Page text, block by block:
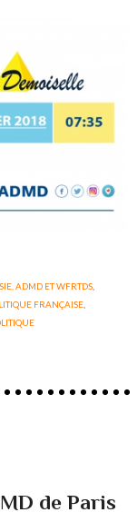
ADMD ET WFRTDS,
FRANÇAISE
de Paris